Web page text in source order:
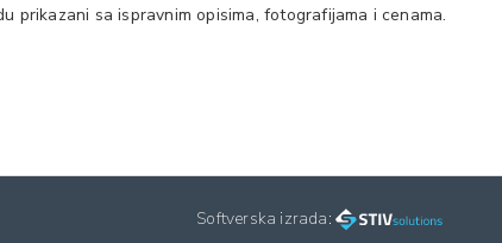
prikazani sa ispravnim opisima, fotografijama i cenama.
Softverska izrada: